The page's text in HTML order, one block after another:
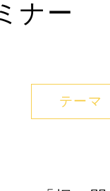
ナー
テーマ